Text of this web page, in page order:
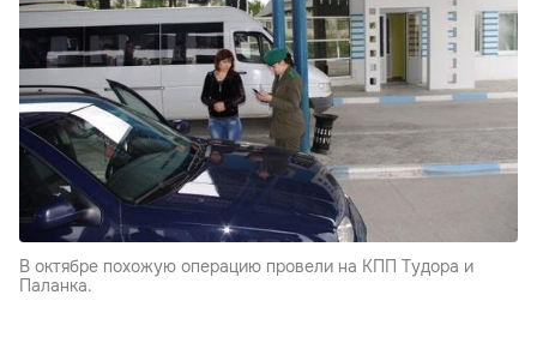
В октябре похожую операцию провели на КПП Тудора и
Паланка.